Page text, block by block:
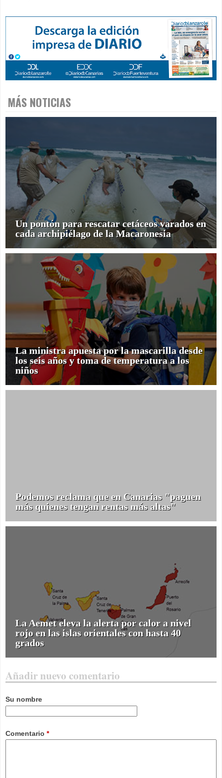
MÁS NOTICIAS
Un pontón para rescatar cetáceos varados en
cada archipiélago de la Macaronesia
La ministra apuesta por la mascarilla desde
los seis años y toma de temperatura a los
niños
Podemos reclama que en Canarias "paguen
más quienes tengan rentas más altas"
La Aemet eleva la alerta por calor a nivel
rojo en las islas orientales con hasta 40
grados
Añadir nuevo comentario
Su nombre
Comentario *